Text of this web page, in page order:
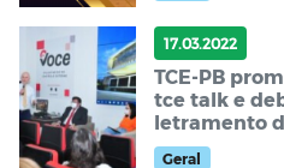
17.03.2022
TCE-PB
tce talk e
letramento
público do
Geral